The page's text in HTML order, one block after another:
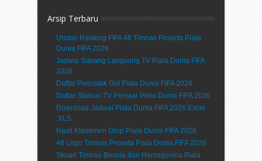
Arsip Terbaru
Urutan Ranking FIFA 48 Timnas Peserta Piala
Dunia FIFA 2026
Jadwal Siarang Langsung TV Piala Dunia FIFA
2026
Daftar Pencetak Gol Piala Dunia FIFA 2026
Daftar Stasiun TV Penyiar Piala Dunia FIFA 2026
Download Jadwal Piala Dunia FIFA 2026 Excel
.XLS
Hasil Klasemen Grup Piala Dunia FIFA 2026
48 Logo Timnas Peserta Piala Dunia FIFA 2026
Skuad Timnas Bosnia dan Herzegovina Piala